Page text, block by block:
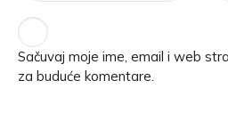
Sačuvaj moje ime, email i web
za buduće komentare.